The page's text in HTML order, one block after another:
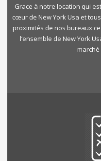
Grace à notre location qui
cœur de New York Usa et
proximités de nos bureaux
l’ensemble de New York
marché